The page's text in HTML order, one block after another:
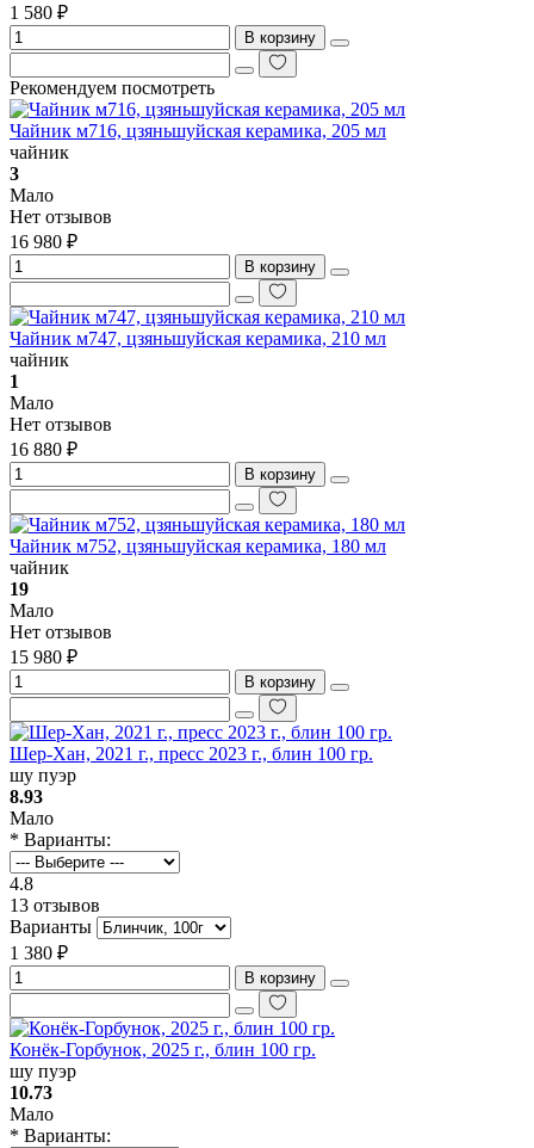
1 580 ₽
В корзину
Рекомендуем посмотреть
Чайник м716, цзяньшуйская керамика, 205 мл
чайник
3
Мало
Нет отзывов
16 980 ₽
В корзину
Чайник м747, цзяньшуйская керамика, 210 мл
чайник
1
Мало
Нет отзывов
16 880 ₽
В корзину
Чайник м752, цзяньшуйская керамика, 180 мл
чайник
19
Мало
Нет отзывов
15 980 ₽
В корзину
Шер-Хан, 2021 г., пресс 2023 г., блин 100 гр.
шу пуэр
8.93
Мало
* Варианты:
4.8
13 отзывов
Варианты
1 380 ₽
В корзину
Конёк-Горбунок, 2025 г., блин 100 гр.
шу пуэр
10.73
Мало
* Варианты: